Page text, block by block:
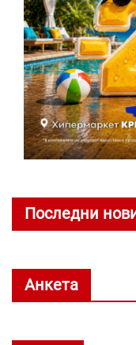
Последни
Анкета